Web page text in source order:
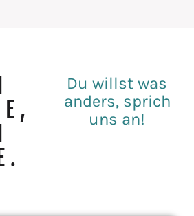
Du willst was
anders, sprich
uns an!